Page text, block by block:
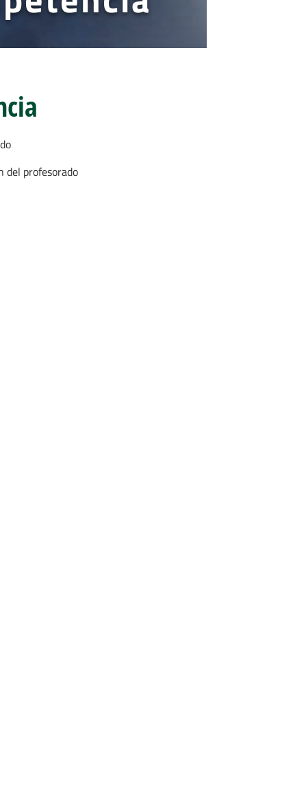
del profesorado